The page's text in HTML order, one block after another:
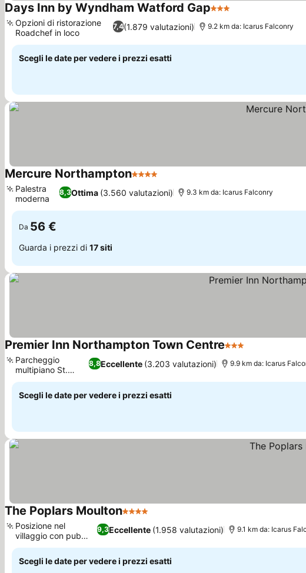
Days Inn by Wyndham Watford Gap3 Stelle
7,4(1.879 valutazioni)
Opzioni di ristorazione
Roadchef in loco
9.2 km da: Icarus Falconry
Scegli le date per vedere i prezzi esatti
Mercure Northampton4 Stelle
8,3Ottima (3.560 valutazioni)
Palestra
moderna
9.3 km da: Icarus Falconry
Da 56 €
Guarda i prezzi di 17 siti
Premier Inn Northampton Town Centre3 Stelle
8,8Eccellente (3.203 valutazioni)
Parcheggio
multipiano St.
Johns
9.9 km da: Icarus
Scegli le date per vedere i prezzi esatti
The Poplars Moulton4 Stelle
9,3Eccellente (1.958 valutazioni)
Posizione nel
villaggio con pub
locali
9.1 km da: Icarus
Scegli le date per vedere i prezzi esatti